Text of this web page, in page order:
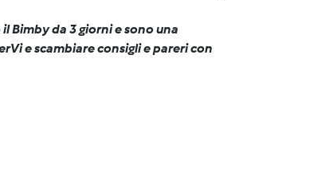
Bimby da 3 giorni e sono una
e scambiare consigli e pareri con